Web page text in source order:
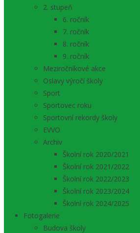
2. stupeň
6. ročník
7. ročník
8. ročník
9. ročník
Meziročníkové akce
Oslavy výročí školy
Sport
Sportovec roku
Sportovní rekordy školy
EVVO
Archiv
Školní rok 2020/2021
Školní rok 2021/2022
Školní rok 2022/2023
Školní rok 2023/2024
Školní rok 2024/2025
Fotogalerie
Budova školy